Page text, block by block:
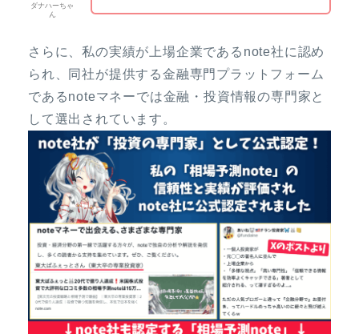
ダナハーちゃ
ん
さらに、私の実績が上場企業であるnote社に認め
られ、同社が提供する金融専門プラットフォーム
であるnoteマネーでは金融・投資情報の専門家と
して選出されています。